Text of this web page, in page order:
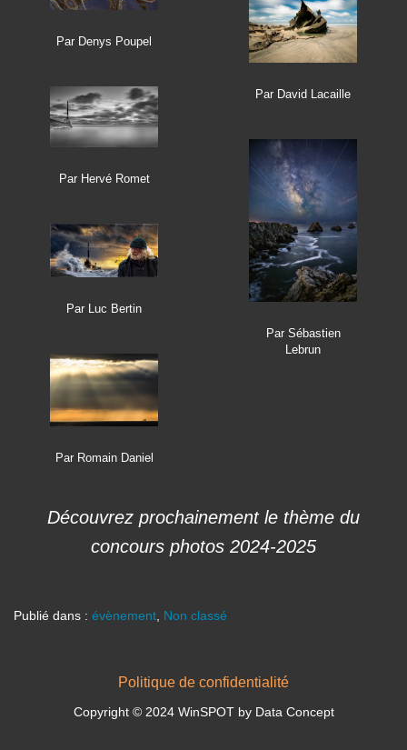
Par Denys Poupel
Par Hervé Romet
Par Luc Bertin
Par Romain Daniel
Par David Lacaille
Par Sébastien
Lebrun
Découvrez prochainement le thème du
concours photos 2024-2025
Publié dans : évènement Non classé
Politique de confidentialité
Copyright © 2024 WinSPOT by Data Concept